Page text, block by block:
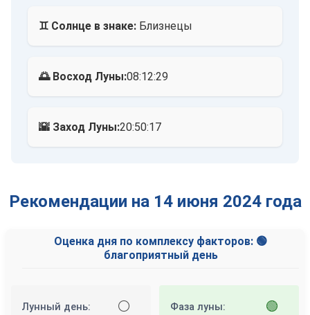
♊ Солнце в знаке: Близнецы
🌅 Восход Луны:08:12:29
🌇 Заход Луны:20:50:17
Рекомендации на 14 июня 2024 года
Оценка дня по комплексу факторов: 🟢
благоприятный день
Лунный день: ⚪ Фаза луны: 🟢